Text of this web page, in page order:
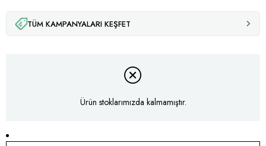
TÜM KAMPANYALARI KEŞFET
Ürün stoklarımızda kalmamıştır.